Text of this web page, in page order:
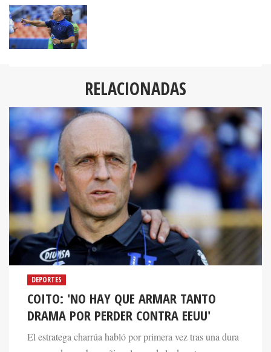
RELACIONADAS
DEPORTES
COITO: 'NO HAY QUE ARMAR TANTO
DRAMA POR PERDER CONTRA EEUU'
El estratega charrúa habló por primera vez tras una dura